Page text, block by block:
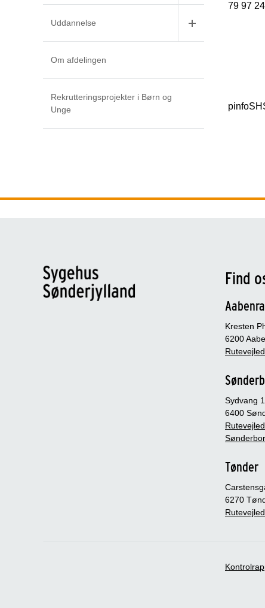
Uddannelse
Om afdelingen
Rekrutteringsprojekter i Børn og
Unge
79 97
Find
Kresten
6200
Sydvang 1
6400
Tønder
6270